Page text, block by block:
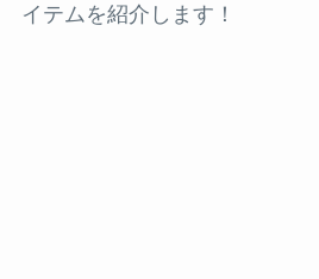
イテムを紹介します！